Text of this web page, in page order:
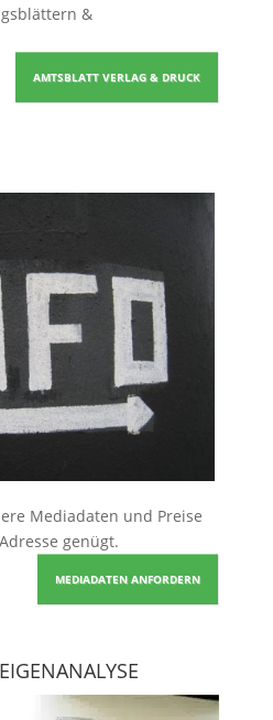
&
AMTSBLATT VERLAG & DRUCK
Mediadaten und Preise
genügt.
MEDIADATEN ANFORDERN